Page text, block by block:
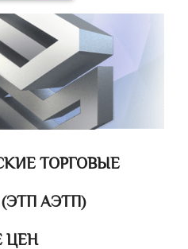
ТОРГОВЫЕ
АЭТП)
ЦЕН